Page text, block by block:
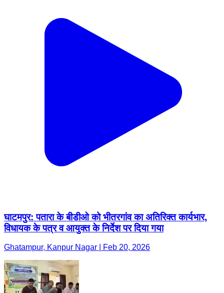
घाटमपुर: पतारा के बीडीओ को भीतरगांव का अतिरिक्त कार्यभार,
विधायक के पत्र व आयुक्त के निर्देश पर दिया गया
Ghatampur, Kanpur Nagar | Feb 20, 2026